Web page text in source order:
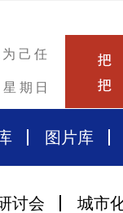
己任
星期日
图片库
讨会 城市